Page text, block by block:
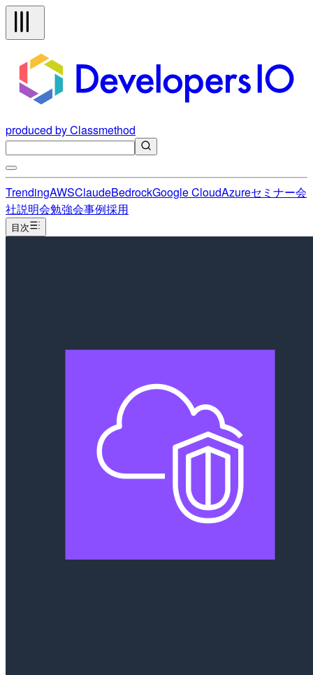
produced by Classmethod
TrendingAWSClaudeBedrockGoogle CloudAzureセミナー会
社説明会勉強会事例採用
目次